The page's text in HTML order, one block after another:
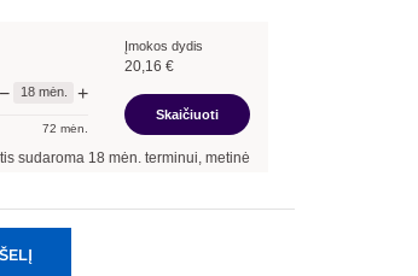
− 18mėn. +
72 mėn.
Įmokos dydis
20,16 €
Skaičiuoti
18mėn. terminui, metinė palūkanų norma –